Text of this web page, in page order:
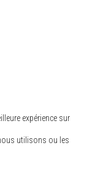
expérience sur
utilisons ou les